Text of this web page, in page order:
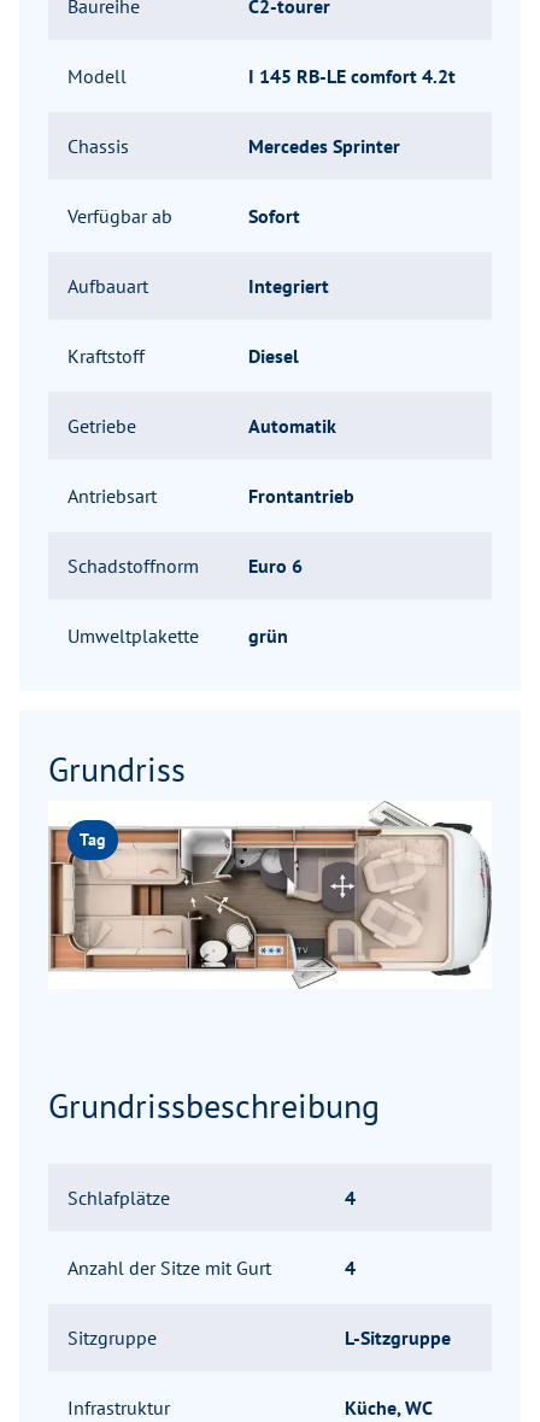
Baureihe C2-tourer
Modell I 145 RB-LE comfort 4.2t
Chassis Mercedes Sprinter
Verfügbar ab Sofort
Aufbauart Integriert
Kraftstoff Diesel
Getriebe Automatik
Antriebsart Frontantrieb
Schadstoffnorm Euro 6
Umweltplakette grün
Grundriss
Tag
Grundrissbeschreibung
Schlafplätze 4
Anzahl der Sitze mit Gurt 4
Sitzgruppe L-Sitzgruppe
Infrastruktur Küche, WC